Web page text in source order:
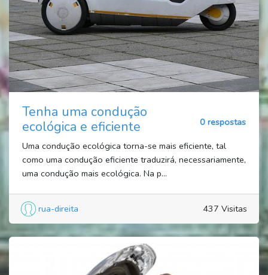
Tenha uma condução
ecológica e eficiente
0 respostas
Uma condução ecológica torna-se mais eficiente, tal
como uma condução eficiente traduzirá, necessariamente,
uma condução mais ecológica. Na p...
rua-direita 437 Visitas